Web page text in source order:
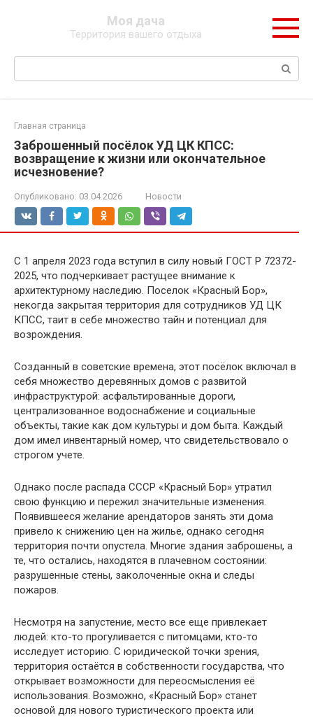
Моя дача
Территория вашего отдыха
Поиск:
Главная страница
Заброшенный посёлок УД ЦК КПСС:
возвращение к жизни или окончательное
исчезновение?
Опубликовано: 03.04.2026 Новости
С 1 апреля 2023 года вступил в силу новый ГОСТ Р 72372-
2025, что подчеркивает растущее внимание к
архитектурному наследию. Поселок «Красный Бор»,
некогда закрытая территория для сотрудников УД ЦК
КПСС, таит в себе множество тайн и потенциал для
возрождения.
Созданный в советские времена, этот посёлок включал в
себя множество деревянных домов с развитой
инфраструктурой: асфальтированные дороги,
централизованное водоснабжение и социальные
объекты, такие как дом культуры и дом быта. Каждый
дом имел инвентарный номер, что свидетельствовало о
строгом учете.
Однако после распада СССР «Красный Бор» утратил
свою функцию и пережил значительные изменения.
Появившееся желание арендаторов занять эти дома
привело к снижению цен на жилье, однако сегодня
территория почти опустела. Многие здания заброшены, а
те, что остались, находятся в плачевном состоянии:
разрушенные стены, заколоченные окна и следы
пожаров.
Несмотря на запустение, место все еще привлекает
людей: кто-то прогуливается с питомцами, кто-то
исследует историю. С юридической точки зрения,
территория остаётся в собственности государства, что
открывает возможности для переосмысления её
использования. Возможно, «Красный Бор» станет
основой для нового туристического проекта или